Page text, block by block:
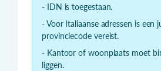
- IDN is toegestaan.
- Voor Italiaanse adressen is een
provinciecode vereist.
- Kantoor of woonplaats moet
liggen.